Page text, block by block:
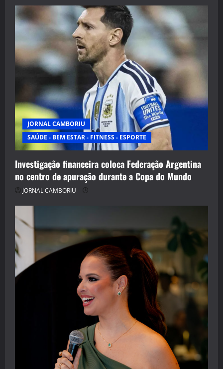
JORNAL CAMBORIU
SAÚDE - BEM ESTAR - FITNESS - ESPORTE
Investigação financeira coloca Federação Argentina
no centro de apuração durante a Copa do Mundo
JORNAL CAMBORIU